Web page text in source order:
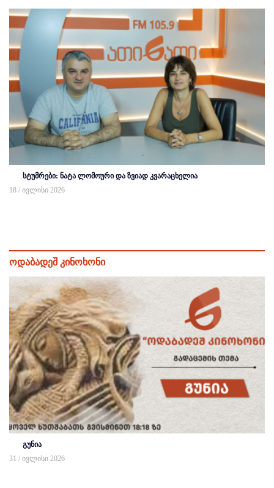
სტუმრები: ნატა ლომოური და ზვიად კვარაცხელია
18 / ივლისი 2026
ოდაბადეშ კინოხონი
გუნია
31 / ივლისი 2026